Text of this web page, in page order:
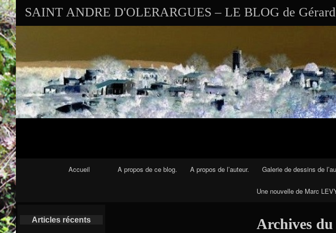
SAINT ANDRE D'OLERARGUES – LE BLOG de
Navigation Principale
Accueil A propos de ce blog. A propos de l’auteur. Galerie de dessins de
Une nouvelle de Marc
Archives
Articles récents